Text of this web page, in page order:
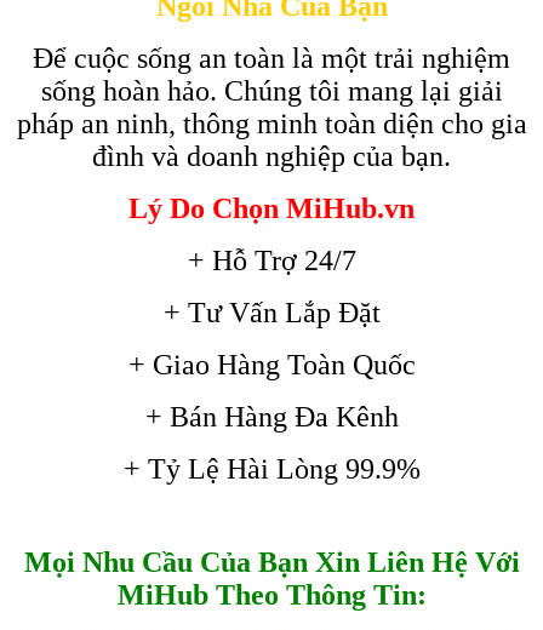
Để cuộc sống an toàn là một trải nghiệm
sống hoàn hảo. Chúng tôi mang lại giải
pháp an ninh, thông minh toàn diện cho gia
đình và doanh nghiệp của bạn.
Lý Do Chọn MiHub.vn
+ Hỗ Trợ 24/7
+ Tư Vấn Lắp Đặt
+ Giao Hàng Toàn Quốc
+ Bán Hàng Đa Kênh
+ Tỷ Lệ Hài Lòng 99.9%
Mọi Nhu Cầu Của Bạn Xin Liên Hệ Với
MiHub Theo Thông Tin: